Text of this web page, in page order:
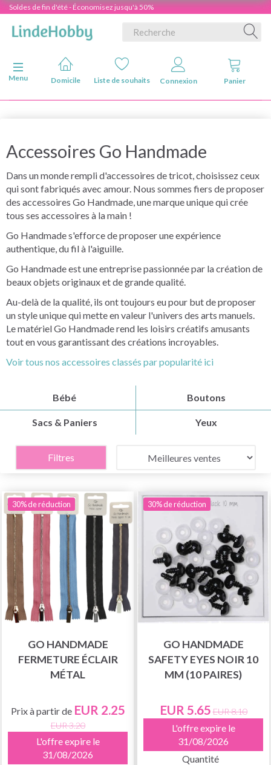
Soldes de fin d'été - Économisez jusqu'à 50%
Basculer la navigation
Menu
Domicile Liste de souhaits Connexion Panier
Accessoires Go Handmade
Dans un monde rempli d'accessoires de tricot, choisissez ceux
qui sont fabriqués avec amour. Nous sommes fiers de proposer
des accessoires Go Handmade, une marque unique qui crée
tous ses accessoires à la main !
Go Handmade s'efforce de proposer une expérience
authentique, du fil à l'aiguille.
Go Handmade est une entreprise passionnée par la création de
beaux objets originaux et de grande qualité.
Au-delà de la qualité, ils ont toujours eu pour but de proposer
un style unique qui mette en valeur l'univers des arts manuels.
Le matériel Go Handmade rend les loisirs créatifs amusants
tout en vous garantissant des créations incroyables.
Voir tous nos accessoires classés par popularité ici
Bébé Boutons
Sacs & Paniers Yeux
Filtres
30% de réduction
GO HANDMADE
FERMETURE ÉCLAIR
MÉTAL
Prix à partir de EUR 2.25
EUR 3.20
L'offre expire le
31/08/2026
30% de réduction
GO HANDMADE
SAFETY EYES NOIR 10
MM (10 PAIRES)
EUR 5.65 EUR 8.10
L'offre expire le
31/08/2026
Quantité